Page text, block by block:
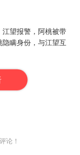
望报警，阿桃被带
瞒身份，与江望互
论！